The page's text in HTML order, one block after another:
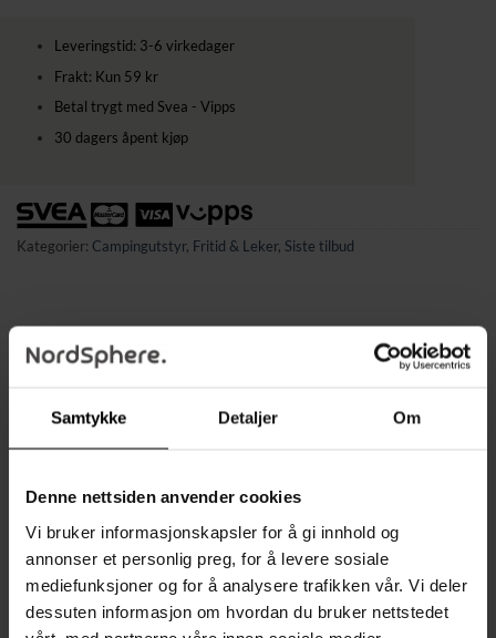
Samtykke Detaljer Om
Denne nettsiden anvender cookies
Vi bruker informasjonskapsler for å gi innhold og
annonser et personlig preg, for å levere sosiale
mediefunksjoner og for å analysere trafikken vår. Vi deler
dessuten informasjon om hvordan du bruker nettstedet
Leveringstid: 3-6 virkedager
Frakt: Kun 59 kr
Betal trygt med Svea - Vipps
30 dagers åpent kjøp
Kategorier: Campingutstyr, Fritid & Leker, Siste tilbud
TILLEGGSINFORMASJON
underside i aluminium
✔ Absorberer ikke vann og slipper ikke gjennom fukt
✔ Perfekt å bruke selv på vått gress, sand eller fuktig
underlag